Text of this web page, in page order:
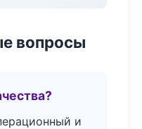
вопросы
и